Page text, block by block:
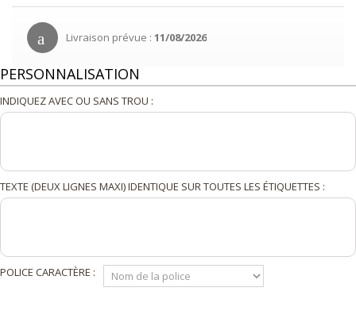
Livraison prévue : 11/08/2026
PERSONNALISATION
INDIQUEZ AVEC OU SANS TROU :
TEXTE (DEUX LIGNES MAXI) IDENTIQUE SUR TOUTES LES ÉTIQUETTES :
POLICE CARACTÈRE :